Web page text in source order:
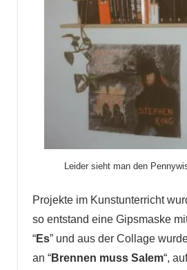
Leider sieht man den
Projekte im Kunstunterricht
so entstand eine Gipsmaske
“Es” und aus der Collage
an “Brennen muss Salem“,